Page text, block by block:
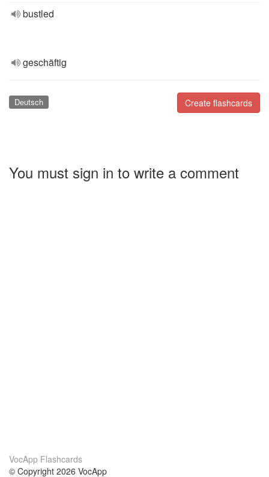
bustled
geschäftig
Create flashcards
Deutsch
You must sign in to write a comment
VocApp Flashcards
© Copyright 2026 VocApp